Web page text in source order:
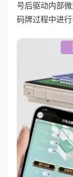
号后驱动内部
码牌过程中进行